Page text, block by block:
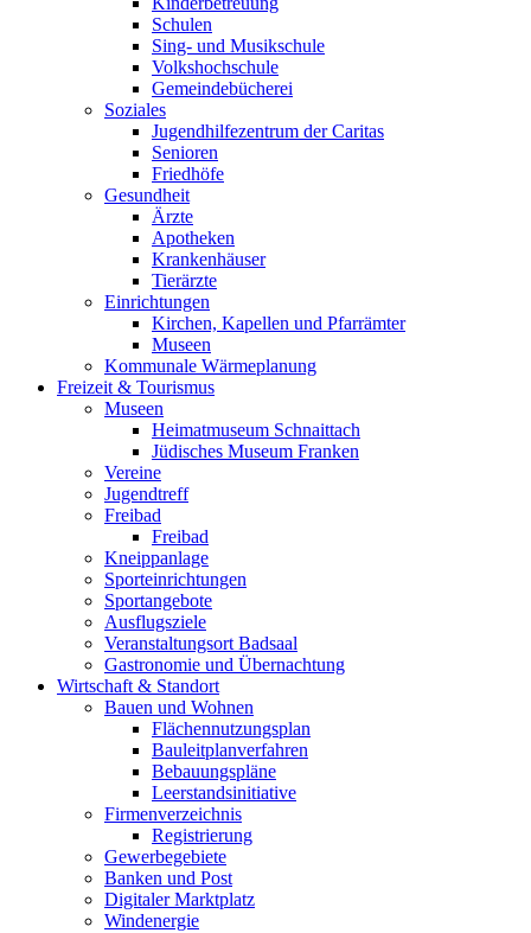
Schulen
Sing- und Musikschule
Volkshochschule
Gemeindebücherei
Soziales
Jugendhilfezentrum der Caritas
Senioren
Friedhöfe
Gesundheit
Ärzte
Apotheken
Krankenhäuser
Tierärzte
Einrichtungen
Kirchen, Kapellen und Pfarrämter
Museen
Kommunale Wärmeplanung
Freizeit & Tourismus
Museen
Heimatmuseum Schnaittach
Jüdisches Museum Franken
Vereine
Jugendtreff
Freibad
Freibad
Kneippanlage
Sporteinrichtungen
Sportangebote
Ausflugsziele
Veranstaltungsort Badsaal
Gastronomie und Übernachtung
Wirtschaft & Standort
Bauen und Wohnen
Flächennutzungsplan
Bauleitplanverfahren
Bebauungspläne
Leerstandsinitiative
Firmenverzeichnis
Registrierung
Gewerbegebiete
Banken und Post
Digitaler Marktplatz
Windenergie